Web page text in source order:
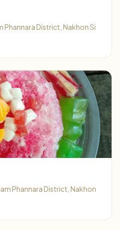
Phannara District, Nakhon Si
Phannara District, Nakhon